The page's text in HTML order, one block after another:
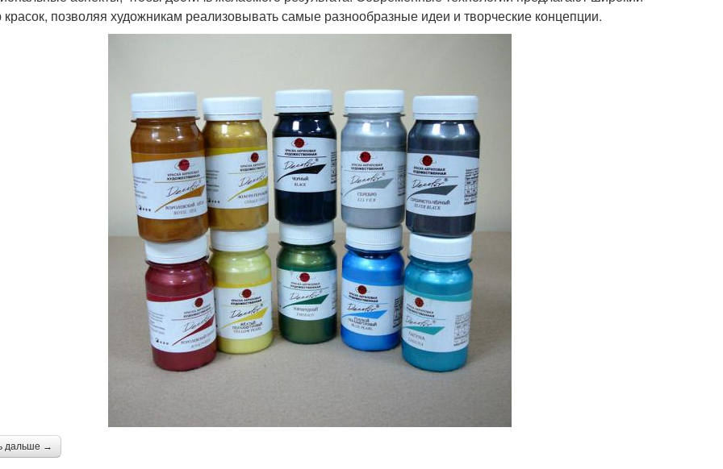
позволяя художникам реализовывать самые разнообразные идеи и творческие концепции.
дальше →